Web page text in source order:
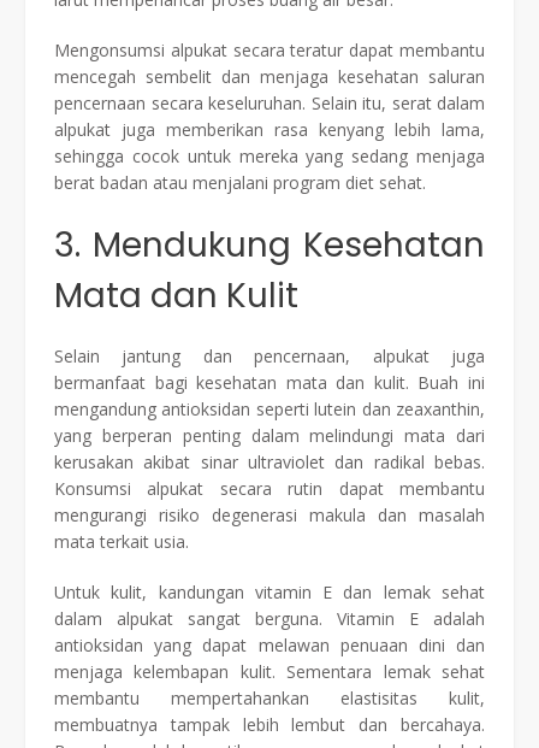
Mengonsumsi alpukat secara teratur dapat membantu
mencegah sembelit dan menjaga kesehatan saluran
pencernaan secara keseluruhan. Selain itu, serat dalam
alpukat juga memberikan rasa kenyang lebih lama,
sehingga cocok untuk mereka yang sedang menjaga
berat badan atau menjalani program diet sehat.
3. Mendukung Kesehatan
Mata dan Kulit
Selain jantung dan pencernaan, alpukat juga
bermanfaat bagi kesehatan mata dan kulit. Buah ini
mengandung antioksidan seperti lutein dan zeaxanthin,
yang berperan penting dalam melindungi mata dari
kerusakan akibat sinar ultraviolet dan radikal bebas.
Konsumsi alpukat secara rutin dapat membantu
mengurangi risiko degenerasi makula dan masalah
mata terkait usia.
Untuk kulit, kandungan vitamin E dan lemak sehat
dalam alpukat sangat berguna. Vitamin E adalah
antioksidan yang dapat melawan penuaan dini dan
menjaga kelembapan kulit. Sementara lemak sehat
membantu mempertahankan elastisitas kulit,
membuatnya tampak lebih lembut dan bercahaya.